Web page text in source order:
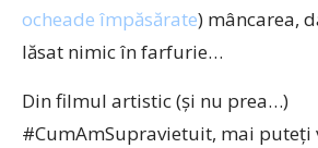
ocheade împăsărate) mâncarea,
lăsat nimic în farfurie…
Din filmul artistic (şi nu prea…)
#CumAmSupravietuit, mai puteţi